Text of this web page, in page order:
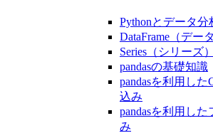
Pythonとデータ分
DataFrame（デー
Series（シリーズ）
pandasの基礎知識
pandasを利用し
込み
pandasを利用し
み